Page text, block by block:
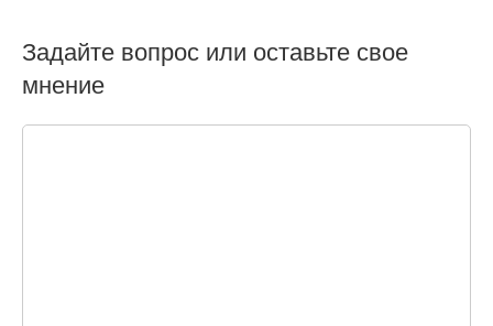
Задайте вопрос или оставьте свое
мнение